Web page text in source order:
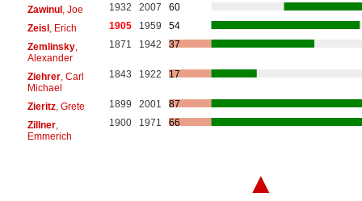
Zawinul, Joe 1932 2007
60
Zeisl, Erich 1905 1959
54
Zemlinsky,
Alexander
1871 1942 37
Ziehrer, Carl
Michael
1843 1922 17
Zieritz, Grete 1899 2001
87
Zillner,
Emmerich
1900 1971 66
▲